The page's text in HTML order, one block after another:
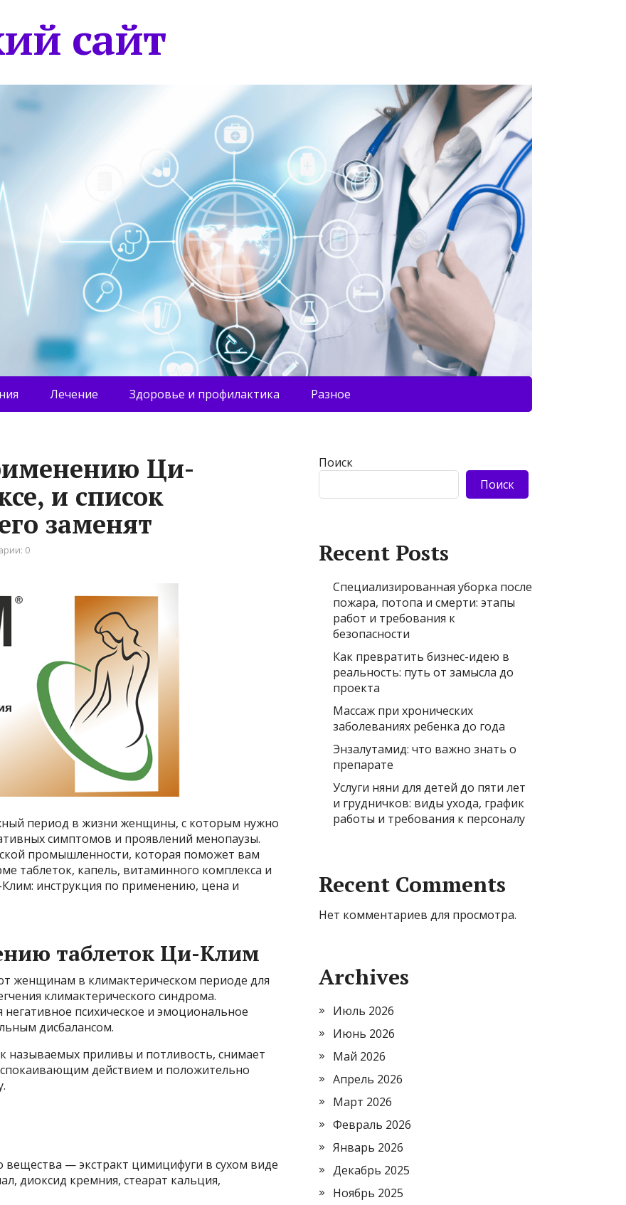
сайт
Лечение Здоровье и профилактика Разное
Ци-
и список
заменят
0
период в жизни женщины, с которым нужно
симптомов и проявлений менопаузы.
промышленности, которая поможет вам
таблеток, капель, витаминного комплекса и
инструкция по применению, цена и
таблеток Ци-Клим
женщинам в климактерическом периоде для
климактерического синдрома.
негативное психическое и эмоциональное
дисбалансом.
называемых приливы и потливость, снимает
действием и положительно
вещества — экстракт цимицифуги в сухом виде
диоксид кремния, стеарат кальция,
Поиск
Поиск
Recent Posts
Специализированная уборка после
пожара, потопа и смерти: этапы
работ и требования к
безопасности
Как превратить бизнес-идею в
реальность: путь от замысла до
проекта
Массаж при хронических
заболеваниях ребенка до года
Энзалутамид: что важно знать о
препарате
Услуги няни для детей до пяти лет
и грудничков: виды ухода, график
работы и требования к персоналу
Recent Comments
Нет комментариев для просмотра.
Archives
Июль 2026
Июнь 2026
Май 2026
Апрель 2026
Март 2026
Февраль 2026
Январь 2026
Декабрь 2025
Ноябрь 2025